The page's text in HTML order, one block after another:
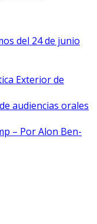
del 24 de junio
Exterior de
audiencias orales
– Por Alon Ben-